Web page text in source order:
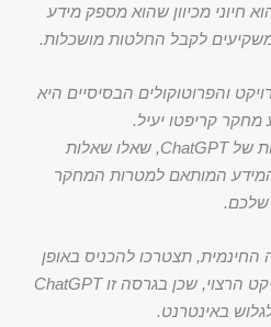
חיוני מכיוון שהוא מספק מידע
לקבל החלטות מושכלות.
והפרוטוקולים הבסיסיים היא
מחקר קריפטו יעיל.
כדי למקסם את היתרונות של ChatGPT, שאלו שאלות
המותאם למטרות המחקר
שלכם.
תצטרכו להכניס באופן
ידני את הדף הלבן של הפרויקט הרצוי, שכן בגרסה זו ChatGPT
לגלוש באינטרנט.